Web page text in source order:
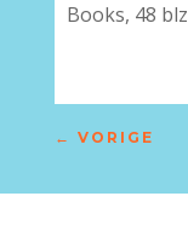
Books, 48
← VORIGE